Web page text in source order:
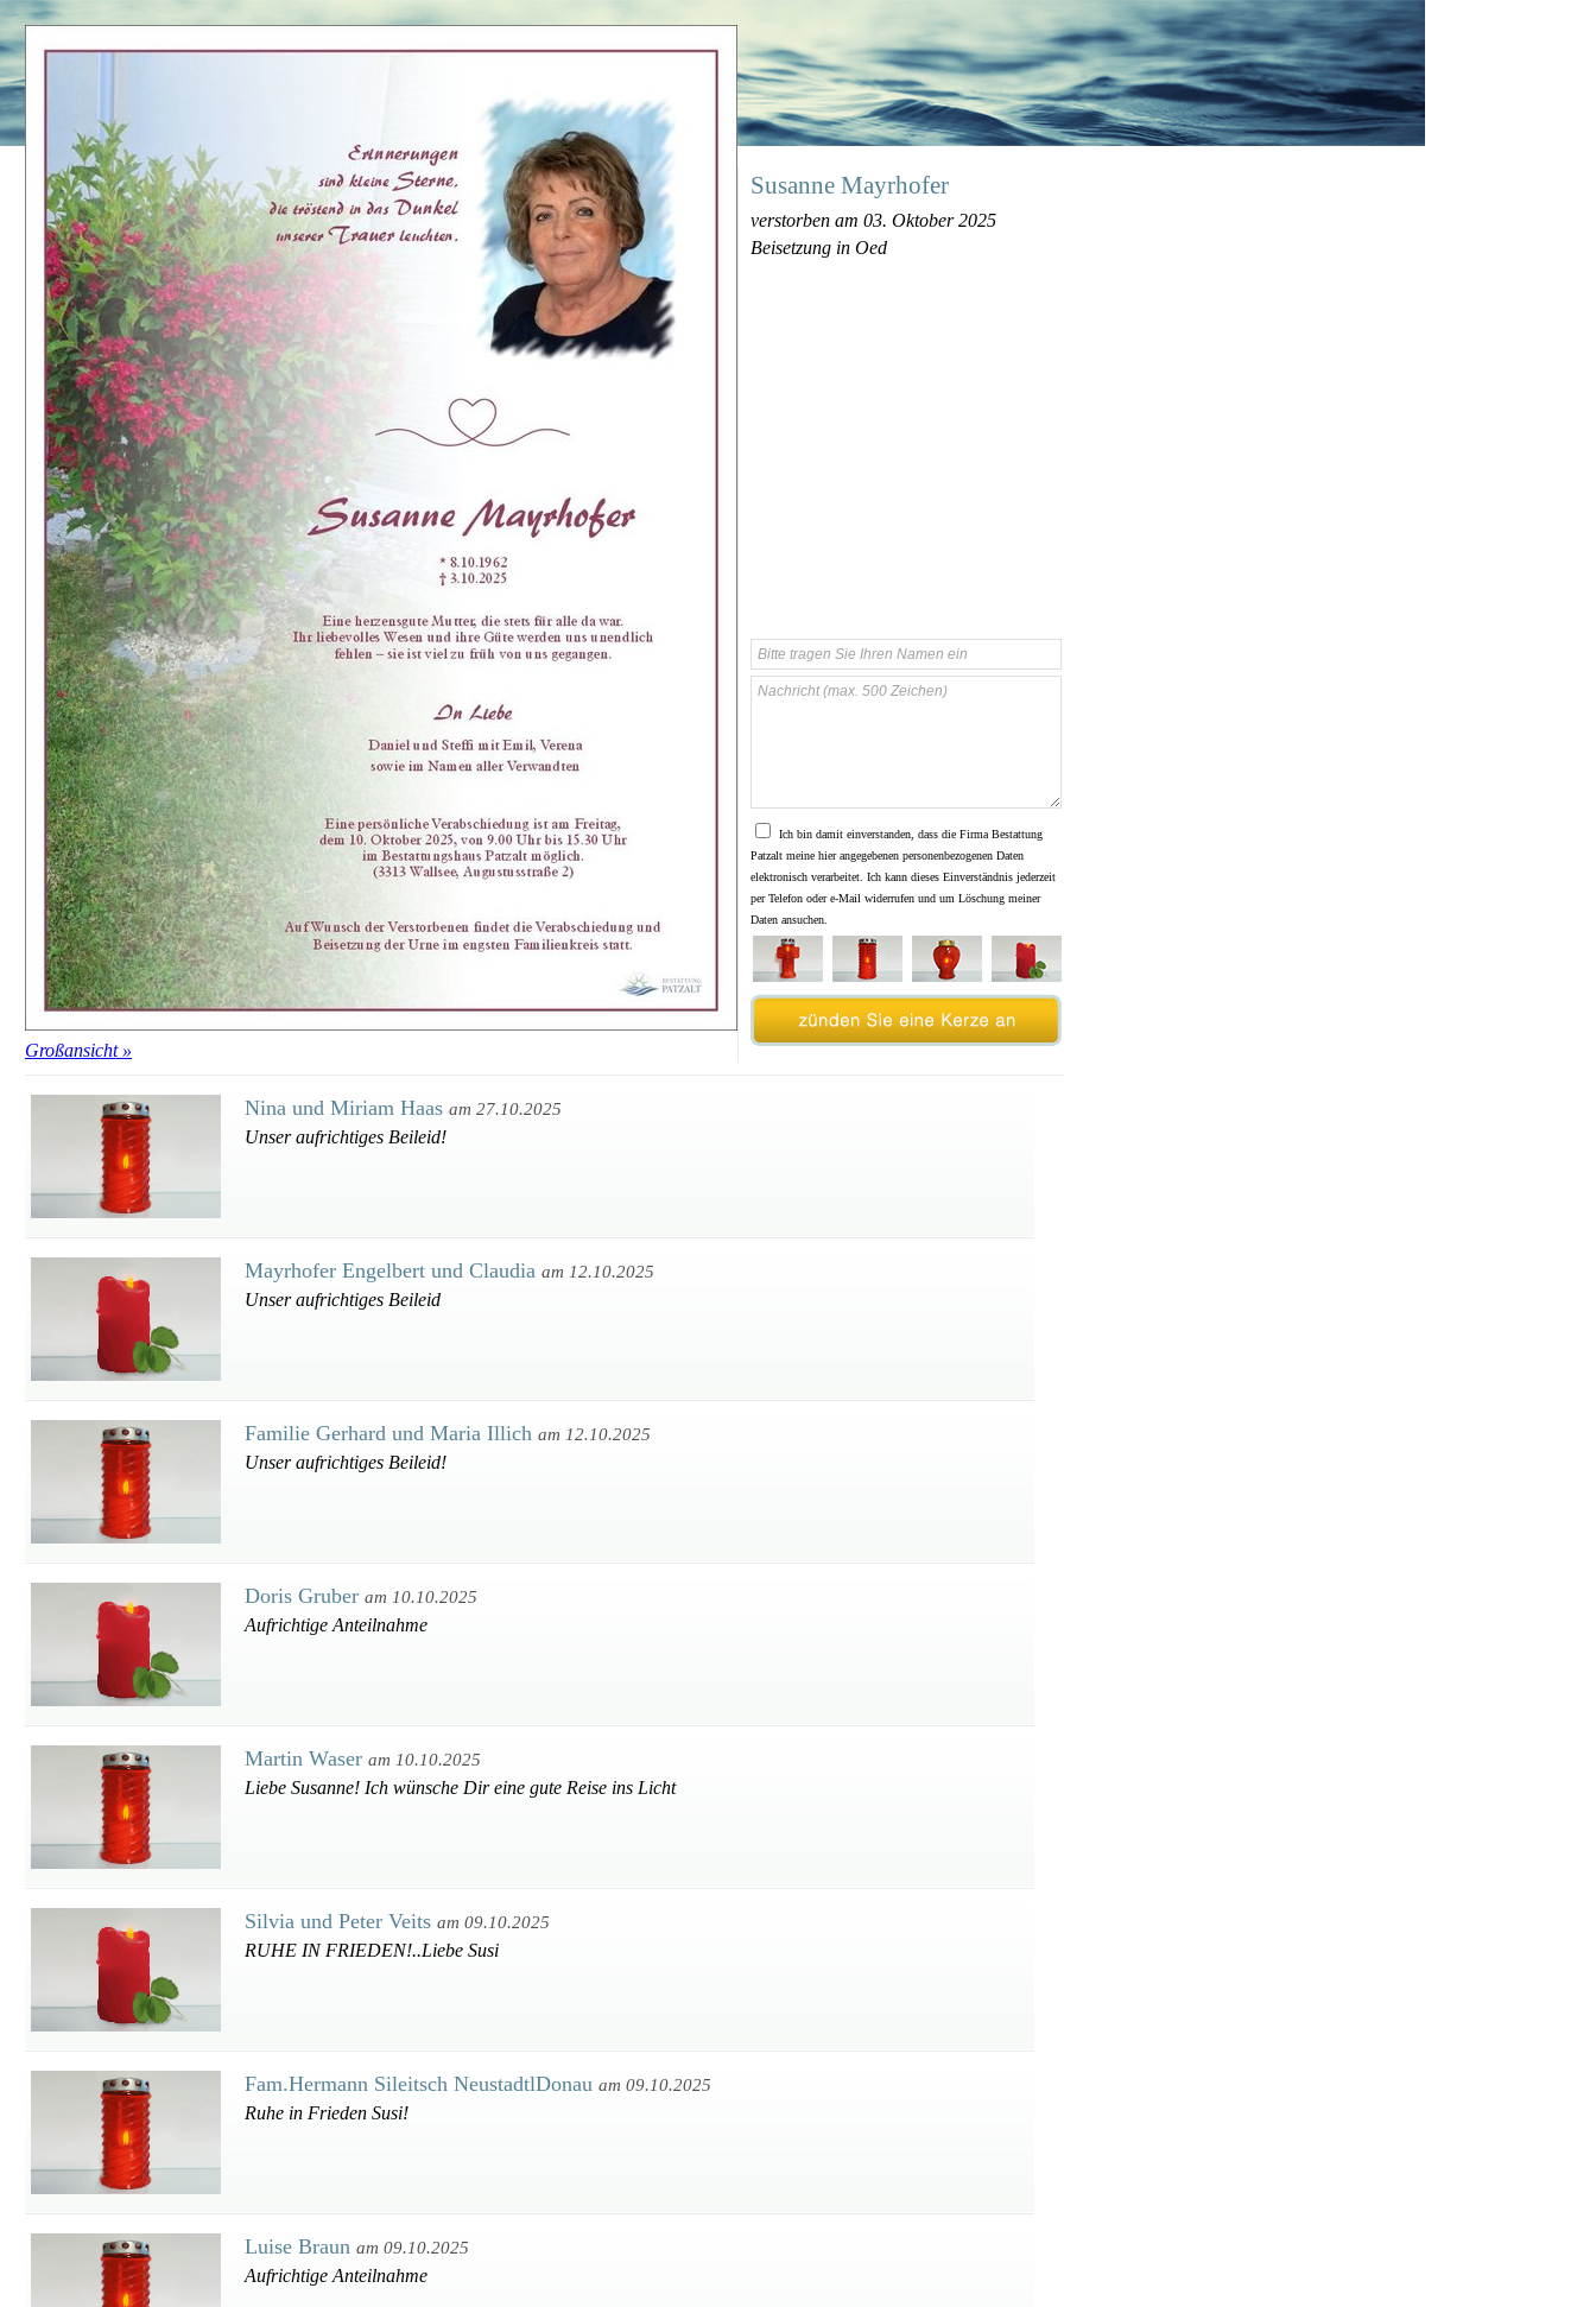
Großansicht »
Susanne Mayrhofer
verstorben am 03. Oktober 2025
Beisetzung in Oed
Ich bin damit einverstanden, dass die Firma Bestattung
Patzalt meine hier angegebenen personenbezogenen Daten
elektronisch verarbeitet. Ich kann dieses Einverständnis jederzeit
per Telefon oder e-Mail widerrufen und um Löschung meiner
Daten ansuchen.
Nina und Miriam Haas am 27.10.2025
Unser aufrichtiges Beileid!
Mayrhofer Engelbert und Claudia am 12.10.2025
Unser aufrichtiges Beileid
Familie Gerhard und Maria Illich am 12.10.2025
Unser aufrichtiges Beileid!
Doris Gruber am 10.10.2025
Aufrichtige Anteilnahme
Martin Waser am 10.10.2025
Liebe Susanne! Ich wünsche Dir eine gute Reise ins Licht
Silvia und Peter Veits am 09.10.2025
RUHE IN FRIEDEN!..Liebe Susi
Fam.Hermann Sileitsch NeustadtlDonau am 09.10.2025
Ruhe in Frieden Susi!
Luise Braun am 09.10.2025
Aufrichtige Anteilnahme